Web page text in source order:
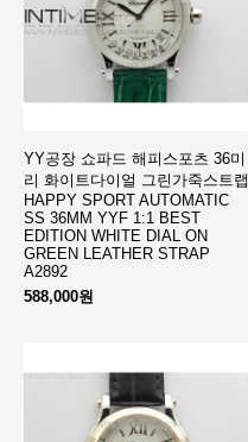
YY공장 쇼파드 해피스포츠 36미
리 화이트다이얼 그린가죽스트랩
HAPPY SPORT AUTOMATIC
SS 36MM YYF 1:1 BEST
EDITION WHITE DIAL ON
GREEN LEATHER STRAP
A2892
588,000원